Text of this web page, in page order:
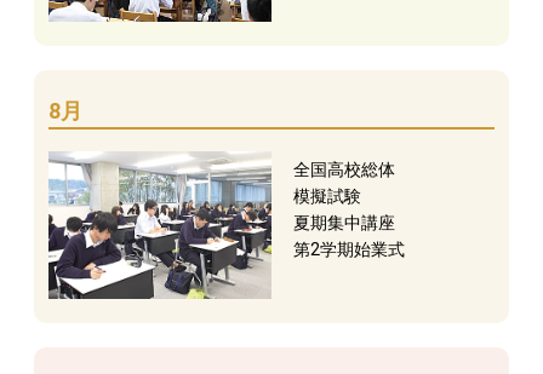
8月
全国高校総体
模擬試験
夏期集中講座
第2学期始業式